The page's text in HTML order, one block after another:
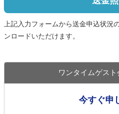
上記入力フォームから送金申込状況
ンロードいただけます。
ワンタイムゲスト
今すぐ申